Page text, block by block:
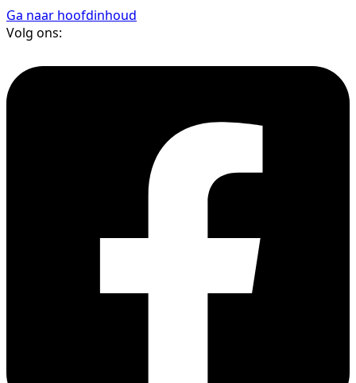
Ga naar hoofdinhoud
Volg ons: